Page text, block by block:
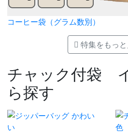
コーヒー袋（グラム数別）
特集をもっ
チャック付袋
ら探す